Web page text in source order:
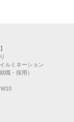
ルミネーション
職・採用）